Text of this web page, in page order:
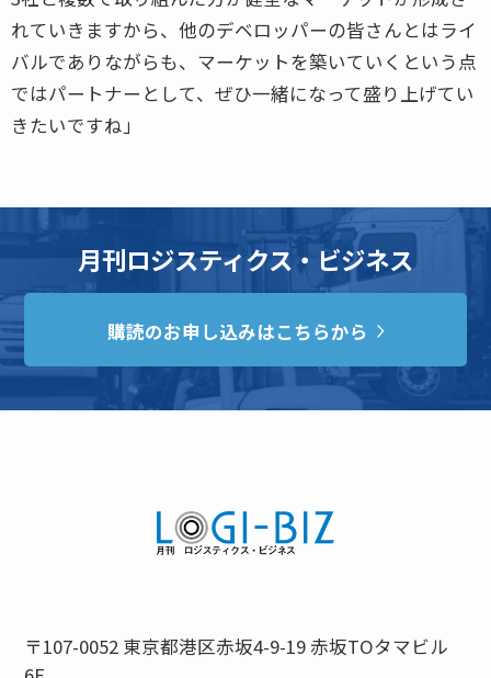
れていきますから、他のデベロッパーの皆さんとはライ
バルでありながらも、マーケットを築いていくという点
ではパートナーとして、ぜひ一緒になって盛り上げてい
きたいですね」
月刊ロジスティクス・ビジネス
購読のお申し込みはこちらから
〒107-0052 東京都港区赤坂4-9-19 赤坂TOタマビル